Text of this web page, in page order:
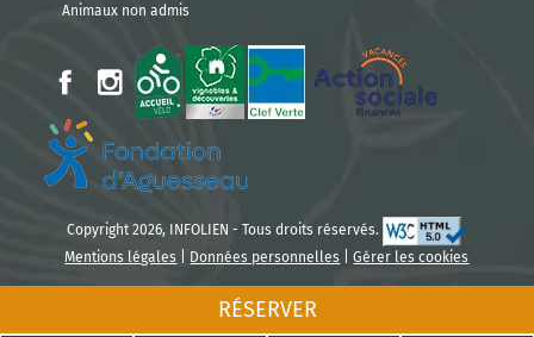
Animaux non admis
Copyright 2026, INFOLIEN - Tous droits réservés.
Mentions légales
Données personnelles |Gérer les cookies
RÉSERVER